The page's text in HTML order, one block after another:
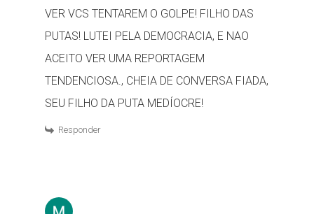
VER VCS TENTAREM O GOLPE! FILHO DAS
PUTAS! LUTEI PELA DEMOCRACIA, E NAO
ACEITO VER UMA REPORTAGEM
TENDENCIOSA., CHEIA DE CONVERSA FIADA,
SEU FILHO DA PUTA MEDÍOCRE!
Responder